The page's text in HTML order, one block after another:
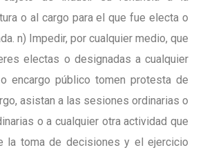
o al cargo para el que fue electa o
n) Impedir, por cualquier medio, que
electas o designadas a cualquier
encargo público tomen protesta de
asistan a las sesiones ordinarias o
o a cualquier otra actividad que
la toma de decisiones y el ejercicio